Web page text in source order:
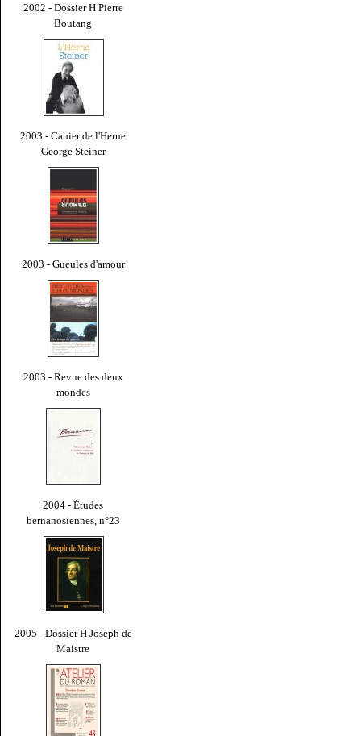
2002 - Dossier H Pierre
Boutang
2003 - Cahier de l'Herne
George Steiner
2003 - Gueules d'amour
2003 - Revue des deux
mondes
2004 - Études
bernanosiennes, n°23
2005 - Dossier H Joseph de
Maistre